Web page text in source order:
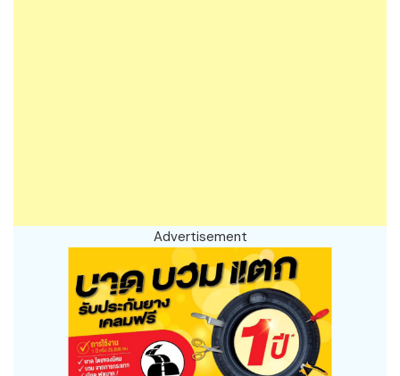
Advertisement